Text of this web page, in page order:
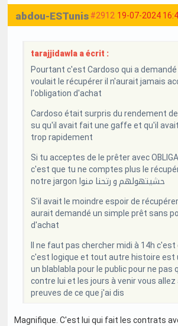
#2912 19-07-2024
abdou-ESTunis
tarajjidawla a écrit :
Pourtant c'est Cardoso qui a
voulait le récupérer il n'aurait jamais
l'obligation d'achat
Cardoso était surpris du rendement
su qu'il avait fait une gaffe et qu'il
trop rapidement
Si tu acceptes de le prêter avec
c'est que tu ne comptes plus le
notre jargon حشيتهولهم و رتحنا منوا
S'il avait le moindre espoir de récupérer
aurait demandé un simple prêt sans
d'achat
Il ne faut pas chercher midi à 14h
c'est logique et tout autre histoire est
un blablabla pour le public pour ne pas
contre lui et les jours à venir vous allez
preuves de ce que j'ai dis
Magnifique. C'est lui qui fait les contrats